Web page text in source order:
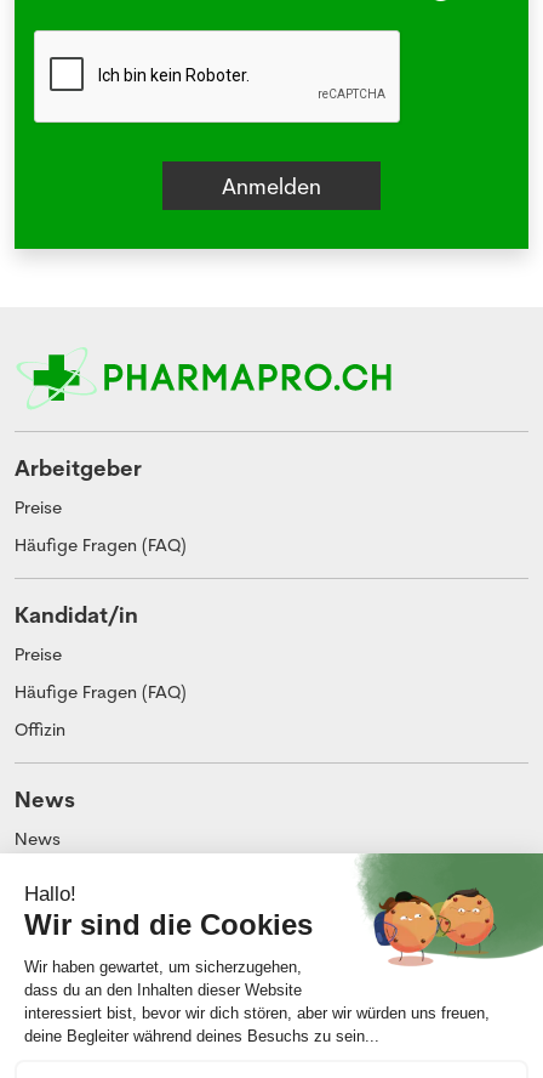
Arbeitgeber
Preise
Häufige Fragen (FAQ)
Kandidat/in
Preise
Häufige Fragen (FAQ)
Offizin
News
News
Über uns
Impressum